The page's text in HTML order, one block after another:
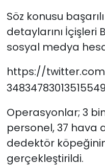
Söz konusu
detaylarını İçişleri
sosyal medya
https://
34834783013515549
Operasyonlar; 3
personel, 37 hava
dedektör
gerçekleştirildi.